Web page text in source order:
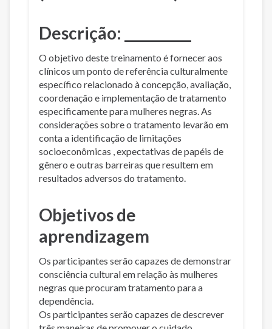
Descrição: __________
O objetivo deste treinamento é fornecer aos
clínicos um ponto de referência culturalmente
específico relacionado à concepção, avaliação,
coordenação e implementação de tratamento
especificamente para mulheres negras. As
considerações sobre o tratamento levarão em
conta a identificação de limitações
socioeconômicas , expectativas de papéis de
gênero e outras barreiras que resultem em
resultados adversos do tratamento.
Objetivos de
aprendizagem
Os participantes serão capazes de demonstrar
consciência cultural em relação às mulheres
negras que procuram tratamento para a
dependência.
Os participantes serão capazes de descrever